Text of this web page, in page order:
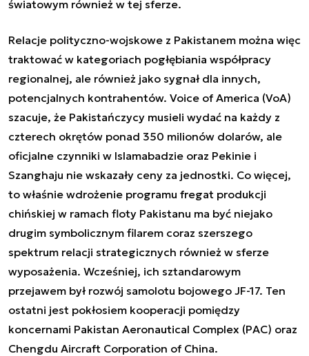
światowym również w tej sferze.
Relacje polityczno-wojskowe z Pakistanem można więc
traktować w kategoriach pogłębiania współpracy
regionalnej, ale również jako sygnał dla innych,
potencjalnych kontrahentów. Voice of America (VoA)
szacuje, że Pakistańczycy musieli wydać na każdy z
czterech okrętów ponad 350 milionów dolarów, ale
oficjalne czynniki w Islamabadzie oraz Pekinie i
Szanghaju nie wskazały ceny za jednostki. Co więcej,
to właśnie wdrożenie programu fregat produkcji
chińskiej w ramach floty Pakistanu ma być niejako
drugim symbolicznym filarem coraz szerszego
spektrum relacji strategicznych również w sferze
wyposażenia. Wcześniej, ich sztandarowym
przejawem był rozwój samolotu bojowego JF-17. Ten
ostatni jest pokłosiem kooperacji pomiędzy
koncernami Pakistan Aeronautical Complex (PAC) oraz
Chengdu Aircraft Corporation of China.